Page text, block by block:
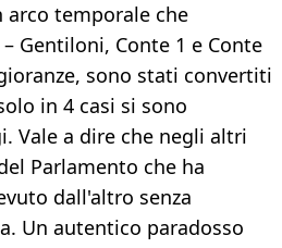
arco temporale che
Gentiloni, Conte 1 e Conte
sono stati convertiti
in 4 casi si sono
Vale a dire che negli altri
Parlamento che ha
dall'altro senza
Un autentico paradosso